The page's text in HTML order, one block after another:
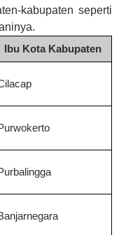
kabupaten seperti
Ibu Kota Kabupaten